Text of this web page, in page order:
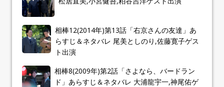
相棒12(2014年)第13話「右京さんの友達」あ
らすじ＆ネタバレ 尾美としのり,佐藤寛子ゲス
ト出演
相棒8(2009年)第2話「さよなら、バードラン
ド」あらすじ＆ネタバレ 大浦龍宇一,神尾佑ゲ